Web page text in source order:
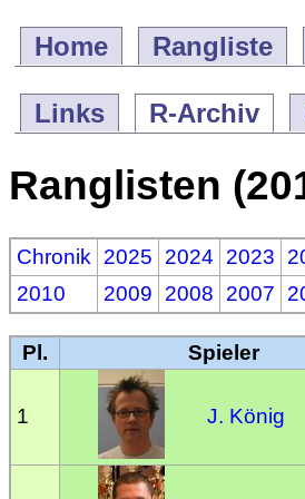
Home Rangliste
Links R-Archiv
Ranglisten
Chronik 2025 2024 2023
2010
2009 2008 2007
Pl. Spieler
1 J. König